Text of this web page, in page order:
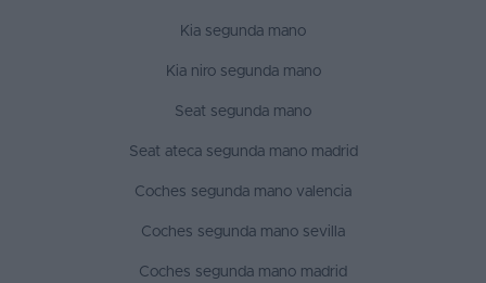
Kia segunda mano
Kia niro segunda mano
Seat segunda mano
Seat ateca segunda mano madrid
Coches segunda mano valencia
Coches segunda mano sevilla
Coches segunda mano madrid